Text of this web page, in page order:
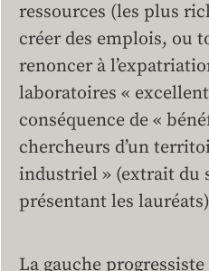
ressources (les plus
créer des emplois, ou
renoncer à
laboratoires «
conséquence de «
chercheurs d’un
industriel » (extrait du
présentant les
La gauche